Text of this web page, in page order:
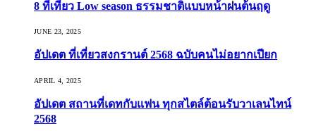
8 ที่เที่ยว Low season ธรรมชาติแบบหน้าฝนต้นฤดู️
JUNE 23, 2025
อัปเดต ที่เที่ยวสงกรานต์ 2568 ฉบับคนไม่อยากเปียก
APRIL 4, 2025
อัปเดต สถานที่เดทกับแฟน ทุกสไตล์ต้อนรับวาเลนไทน์
2568